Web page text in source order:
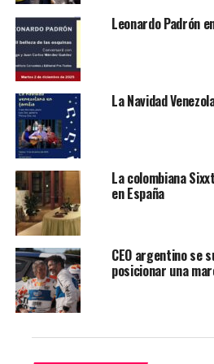
Rubio, hijo de inmigrantes
Estados Unidos durante la
Batista, sería el primer hombre
presidencial republicana.
La posible designación de Rubio,
español, además, podría ayudar
Trump hace por atraer el voto de
segmento del electorado con
estados bisagra.
Otros con buena opción son los
de Tennessee, y Tom Cotton, de
canal.
Te puede interesar:
Rubio ha mostrado su lealtad a
Leonardo Padrón
La Navidad
La colombiana
en España
CEO argentino se
posicionar una